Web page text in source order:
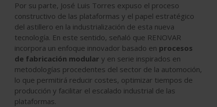
Por su parte, José Luis Torres expuso el proceso
constructivo de las plataformas y el papel estratégico
del astillero en la industrialización de esta nueva
tecnología. En este sentido, señaló que RENOVAR
incorpora un enfoque innovador basado en procesos
de fabricación modular y en serie inspirados en
metodologías procedentes del sector de la automoción,
lo que permitirá reducir costes, optimizar tiempos de
producción y facilitar el escalado industrial de las
plataformas.